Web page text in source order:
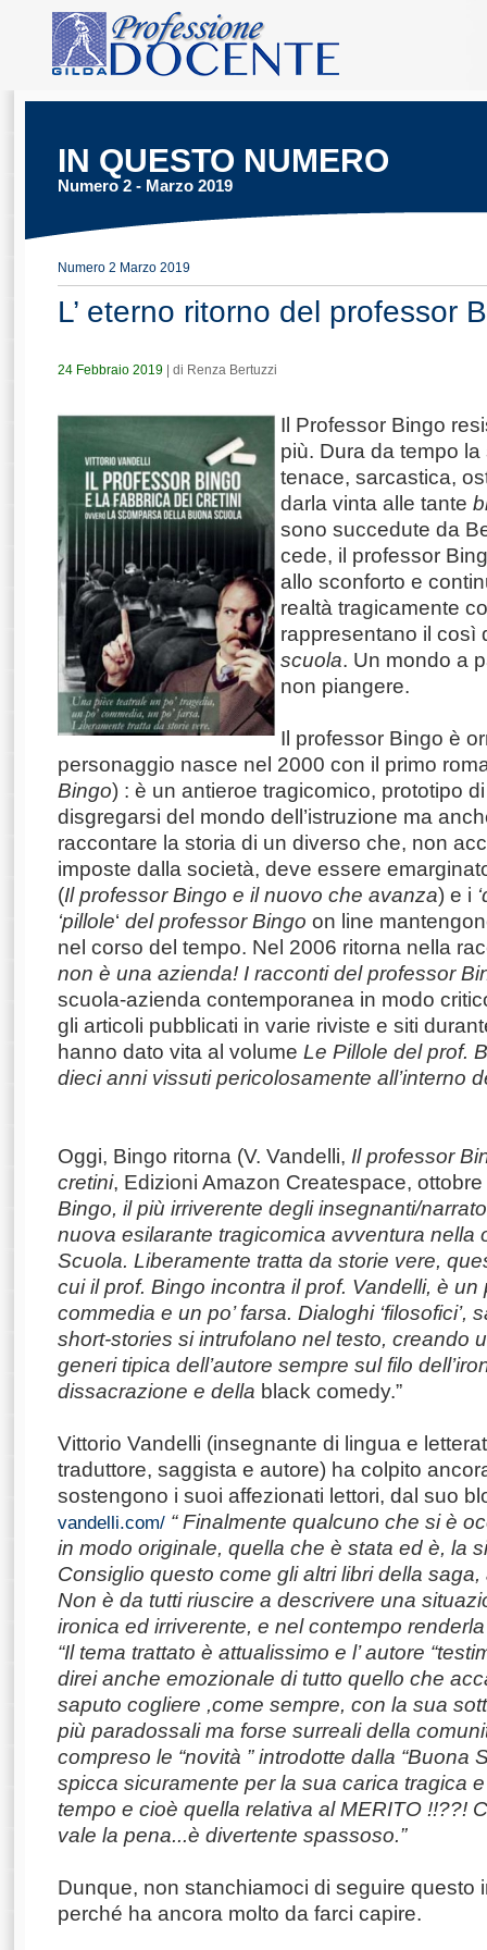
IN QUESTO NUMERO
Numero 2 - Marzo 2019
Numero 2 Marzo 2019
L’ eterno ritorno del professor
24 Febbraio 2019 | di Renza Bertuzzi
Il Professor Bingo
più. Dura da tempo
tenace, sarcastica,
darla vinta alle tante
sono succedute da
cede, il professor
allo sconforto e
realtà tragicamente
rappresentano il così
scuola. Un mondo a
non piangere.
Il professor Bingo è
personaggio nasce nel 2000 con il primo
Bingo) : è un antieroe tragicomico, prototipo
disgregarsi del mondo dell’istruzione ma
raccontare la storia di un diverso che, non
imposte dalla società, deve essere
(Il professor Bingo e il nuovo che avanza) e i
‘pillole‘ del professor Bingo on line
nel corso del tempo. Nel 2006 ritorna nella
non è una azienda! I racconti del professor
scuola-azienda contemporanea in modo
gli articoli pubblicati in varie riviste e siti
hanno dato vita al volume Le Pillole del prof.
dieci anni vissuti pericolosamente all’interno
Oggi, Bingo ritorna (V. Vandelli, Il professor
cretini, Edizioni Amazon Createspace,
Bingo, il più irriverente degli insegnanti/
nuova esilarante tragicomica avventura nella
Scuola. Liberamente tratta da storie vere,
cui il prof. Bingo incontra il prof. Vandelli, è un
commedia e un po’ farsa. Dialoghi ‘filosofici’,
short-stories si intrufolano nel testo, creando
generi tipica dell’autore sempre sul filo
dissacrazione e della black comedy.”
Vittorio Vandelli (insegnante di lingua e
traduttore, saggista e autore) ha colpito
sostengono i suoi affezionati lettori, dal suo
vandelli.com/ “ Finalmente qualcuno che si è
in modo originale, quella che è stata ed è, la
Consiglio questo come gli altri libri della
Non è da tutti riuscire a descrivere una
ironica ed irriverente, e nel contempo
“Il tema trattato è attualissimo e l’ autore
direi anche emozionale di tutto quello che
saputo cogliere ,come sempre, con la sua
più paradossali ma forse surreali della
compreso le “novità ” introdotte dalla “Buona
spicca sicuramente per la sua carica tragica
tempo e cioè quella relativa al MERITO !!??!
vale la pena...è divertente spassoso.”
Dunque, non stanchiamoci di seguire questo
perché ha ancora molto da farci capire.